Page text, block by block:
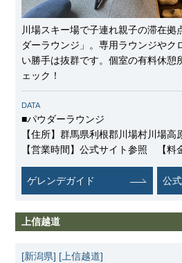
川場スキー場で子連れ親子の滞在拠
ダーラウンジ」。専用ラウンジやク
い勝手は抜群です。個室の有料休憩
ェック！
DATA
■パウダーラウンジ
【住所】群馬県利根郡川場村川場
【営業時間】公式サイト参照 【料
ゲレンデガイド 公
上信越道
[新潟県] [上信越道]